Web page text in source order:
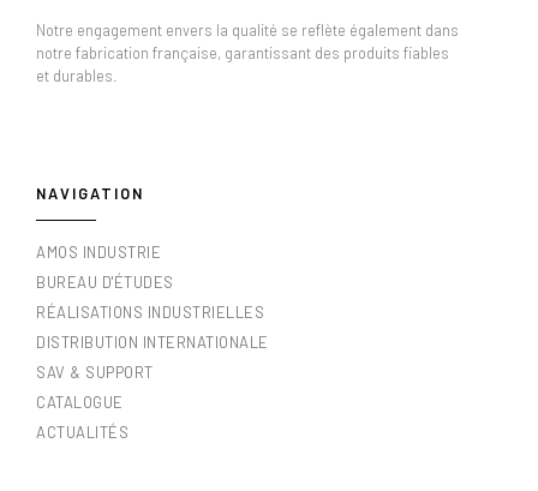
Notre engagement envers la qualité se reflète également dans
notre fabrication française, garantissant des produits fiables
et durables.
NAVIGATION
AMOS INDUSTRIE
BUREAU D'ÉTUDES
RÉALISATIONS INDUSTRIELLES
DISTRIBUTION INTERNATIONALE
SAV & SUPPORT
CATALOGUE
ACTUALITÉS